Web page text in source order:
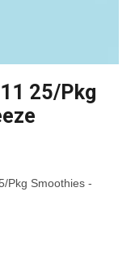
25/Pkg
Pkg Smoothies -